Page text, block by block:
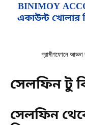
BINIMOY
একাউন্ট খোলার
গ্রামীণফোনে
সেলফিন টু
সেলফিন